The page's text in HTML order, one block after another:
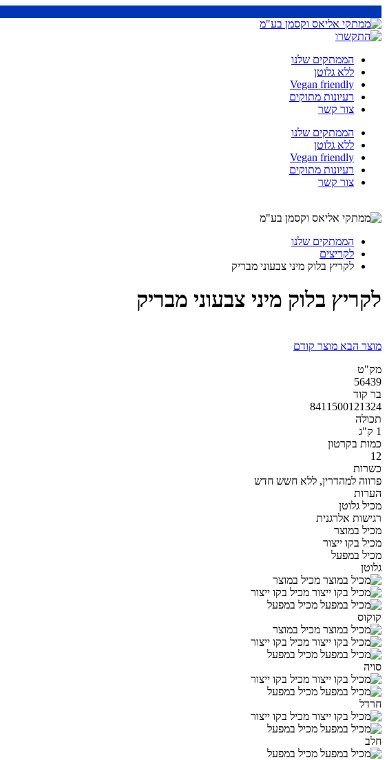
הממתקים שלנו
ללא גלוטן
Vegan friendly
רעיונות מתוקים
צור קשר
הממתקים שלנו
ללא גלוטן
Vegan friendly
רעיונות מתוקים
צור קשר
הממתקים שלנו
לקריצים
לקריץ בלוק מיני צבעוני מבריק
לקריץ בלוק מיני צבעוני מבריק
מוצר הבא מוצר קודם
מק"ט
56439
בר קוד
8411500121324
תכולה
1 ק"ג
כמות בקרטון
12
כשרות
פרווה למהדרין, ללא חשש חדש
הערות
מכיל גלוטן
רגישות אלרגנית
מכיל במוצר
מכיל בקו ייצור
מכיל במפעל
גלוטן
מכיל במוצר
מכיל בקו ייצור
מכיל במפעל
קוקוס
מכיל במוצר
מכיל בקו ייצור
מכיל במפעל
סויה
מכיל בקו ייצור
מכיל במפעל
חרדל
מכיל בקו ייצור
מכיל במפעל
חלב
מכיל במפעל